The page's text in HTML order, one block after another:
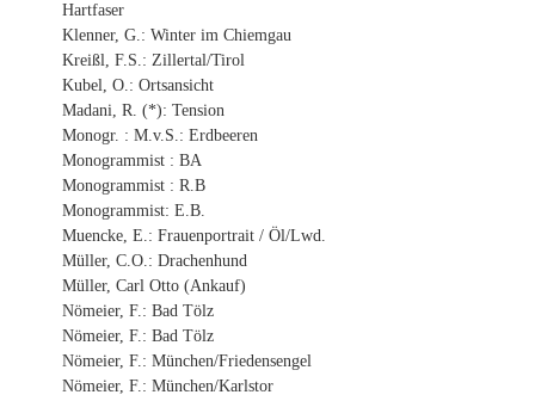
Hartfaser
Klenner, G.: Winter im Chiemgau
Kreißl, F.S.: Zillertal/Tirol
Kubel, O.: Ortsansicht
Madani, R. (*): Tension
Monogr. : M.v.S.: Erdbeeren
Monogrammist : BA
Monogrammist : R.B
Monogrammist: E.B.
Muencke, E.: Frauenportrait / Öl/Lwd.
Müller, C.O.: Drachenhund
Müller, Carl Otto (Ankauf)
Nömeier, F.: Bad Tölz
Nömeier, F.: Bad Tölz
Nömeier, F.: München/Friedensengel
Nömeier, F.: München/Karlstor